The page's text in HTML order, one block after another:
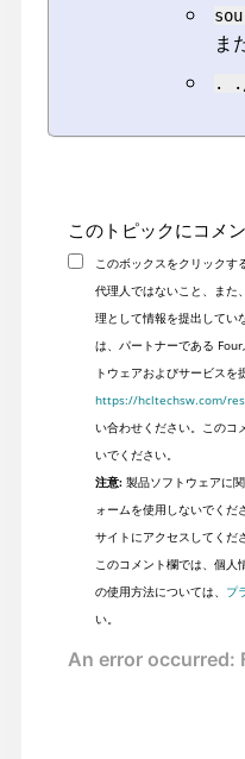
ま
. ./
このトピックにコメ
このボックスをクリックす
代理人ではないこと、また
理として情報を提出してい
は、パートナーである
トウェアおよびサービスを
https://hcltechsw.com/
い合わせください。このコ
いでください。
注意:製品ソフトウェアに
ォームを使用しないでくだ
サイトにアクセスしてくだ
このコメント欄では、個人
の使用方法については、 プ
い。